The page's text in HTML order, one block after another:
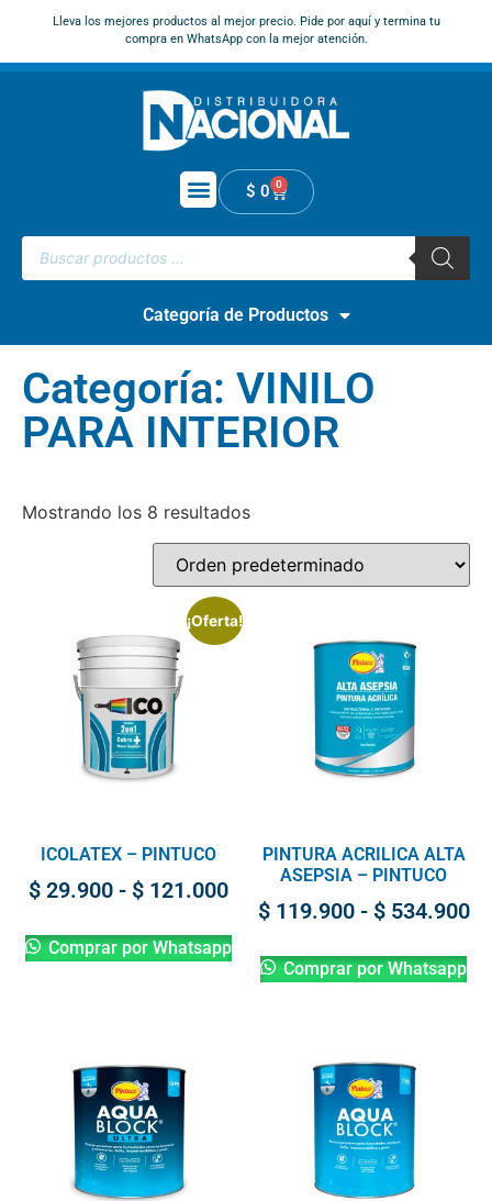
Lleva los mejores productos al mejor precio. Pide por aquí y termina tu
compra en WhatsApp con la mejor atención.
$ 0 0
Categoría de Productos
Categoría: VINILO
PARA INTERIOR
Mostrando los 8 resultados
¡Oferta!
ICOLATEX – PINTUCO
$ 29.900 - $ 121.000
Comprar por Whatsapp
PINTURA ACRILICA ALTA
ASEPSIA – PINTUCO
$119.900 - $534.900
Comprar por Whatsapp